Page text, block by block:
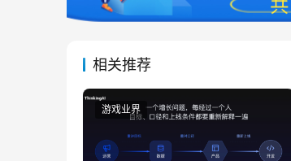
相关推荐
游戏业界